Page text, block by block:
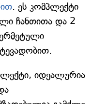
. ეს კომპლექტი
ჩანთითა და 2
იდეალურია